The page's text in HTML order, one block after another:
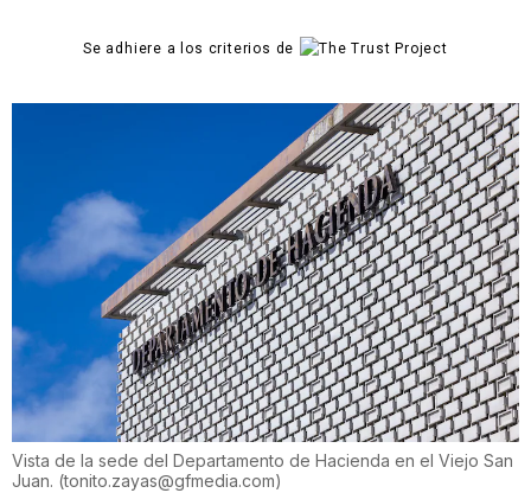
Se adhiere a los criterios de
Vista de la sede del Departamento de Hacienda en el Viejo San
Juan. (tonito.zayas@gfmedia.com)